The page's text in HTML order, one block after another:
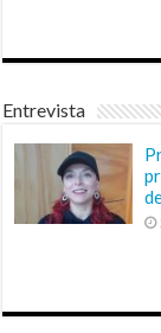
Entrevista